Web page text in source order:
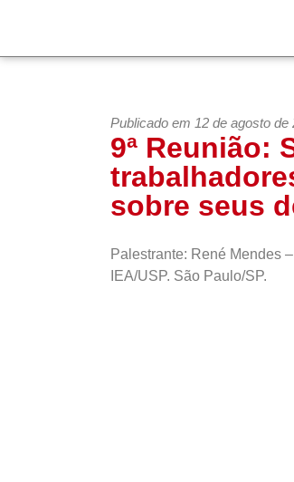
Publicado em 12 de agosto de
9ª Reunião:
sobre seus
Palestrante: René Mendes
IEA/USP. São Paulo/SP.